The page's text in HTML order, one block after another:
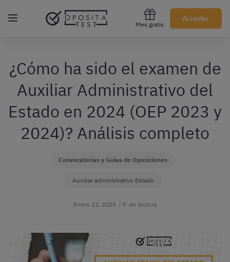
Mes gratis
Acceder
Regístrate gratis
¿Cómo ha sido el examen de
Auxiliar Administrativo del
Estado en 2024 (OEP 2023 y
2024)? Análisis completo
Convocatorias y Guías de Oposiciones
Auxiliar administrativo Estado
Enero 11, 2025 9’ de lectura